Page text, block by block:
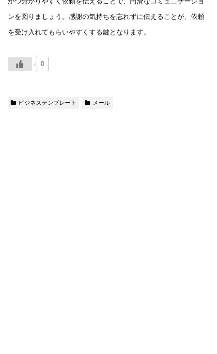
ンを図りましょう。感謝の気持ちを忘れずに伝えることが、依頼
を受け入れてもらいやすくする鍵となります。
0
ビジネステンプレート メール